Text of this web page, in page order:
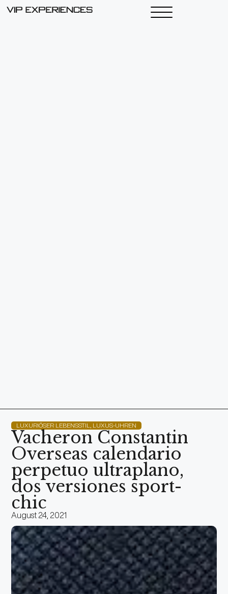
LUXURIÖSER LEBENSSTIL LUXUS-UHREN
Vacheron Constantin
Overseas calendario
perpetuo ultraplano,
dos versiones sport-
chic
August 24, 2021